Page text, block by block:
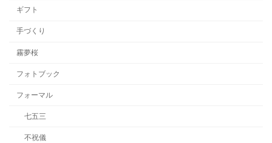
ギフト
手づくり
霧夢桜
フォトブック
フォーマル
七五三
不祝儀